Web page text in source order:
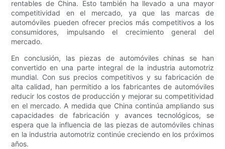
rentables de China. Esto también ha llevado a una mayor
competitividad en el mercado, ya que las marcas de
automóviles pueden ofrecer precios más competitivos a los
consumidores, impulsando el crecimiento general del
mercado.
En conclusión, las piezas de automóviles chinas se han
convertido en una parte integral de la industria automotriz
mundial. Con sus precios competitivos y su fabricación de
alta calidad, han permitido a los fabricantes de automóviles
reducir los costos de producción y mejorar su competitividad
en el mercado. A medida que China continúa ampliando sus
capacidades de fabricación y avances tecnológicos, se
espera que la influencia de las piezas de automóviles chinas
en la industria automotriz continúe creciendo en los próximos
años.